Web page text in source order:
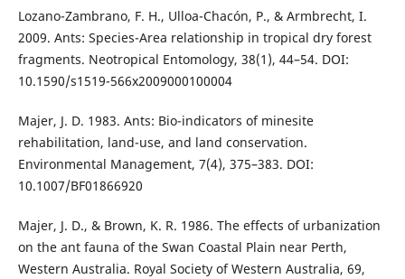
Lozano-Zambrano, F. H., Ulloa-Chacón, P., & Armbrecht, I.
2009. Ants: Species-Area relationship in tropical dry forest
fragments. Neotropical Entomology, 38(1), 44–54. DOI:
10.1590/s1519-566x2009000100004
Majer, J. D. 1983. Ants: Bio-indicators of minesite
rehabilitation, land-use, and land conservation.
Environmental Management, 7(4), 375–383. DOI:
10.1007/BF01866920
Majer, J. D., & Brown, K. R. 1986. The effects of urbanization
on the ant fauna of the Swan Coastal Plain near Perth,
Western Australia. Royal Society of Western Australia, 69,